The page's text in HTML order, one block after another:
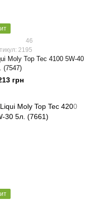
46
2195
Moly Top Tec 4100 5W-40
(7547)
грн